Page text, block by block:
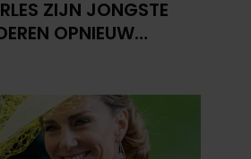
ZIJN JONGSTE
OPNIEUW